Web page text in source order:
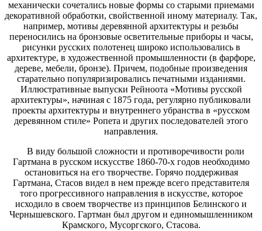
механически сочетались новые формы со старыми приемами
декоративной обработки, свойственной иному материалу. Так,
например, мотивы деревянной архитектуры и резьбы
переносились на бронзовые осветительные приборы и часы,
рисунки русских полотенец широко использовались в
архитектуре, в художественной промышленности (в фарфоре,
дереве, мебели, бронзе). Причем, подобные произведения
старательно популяризировались печатными изданиями.
Иллюстративные выпуски Рейноота «Мотивы русской
архитектуры», начиная с 1875 года, регулярно публиковали
проекты архитектуры и внутреннего убранства в «русском
деревянном стиле» Ропета и других последователей этого
направления.
В виду большой сложности и противоречивости роли
Гартмана в русском искусстве 1860-70-х годов необходимо
остановиться на его творчестве. Горячо поддерживая
Гартмана, Стасов видел в нем прежде всего представителя
того прогрессивного направления в искусстве, которое
исходило в своем творчестве из принципов Белинского и
Чернышевского. Гартман был другом и единомышленником
Крамского, Мусоргского, Стасова.